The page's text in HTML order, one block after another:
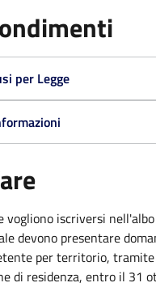
per Legge
vogliono iscriversi
devono presentare
per territorio, tramite
di residenza, entro il 31